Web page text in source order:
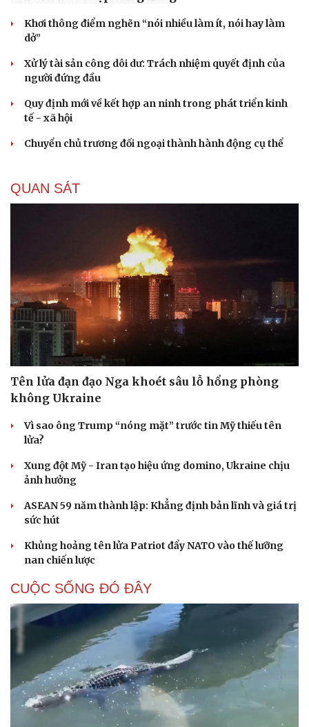
Khơi thông điểm nghẽn “nói nhiều làm ít, nói hay làm
dở”
Xử lý tài sản công dôi dư: Trách nhiệm quyết định của
người đứng đầu
Quy định mới về kết hợp an ninh trong phát triển kinh
tế - xã hội
Chuyển chủ trương đối ngoại thành hành động cụ thể
QUAN SÁT
Tên lửa đạn đạo Nga khoét sâu lỗ hổng phòng
không Ukraine
Vì sao ông Trump “nóng mặt” trước tin Mỹ thiếu tên
lửa?
Xung đột Mỹ - Iran tạo hiệu ứng domino, Ukraine chịu
ảnh hưởng
ASEAN 59 năm thành lập: Khẳng định bản lĩnh và giá trị
sức hút
Khủng hoảng tên lửa Patriot đẩy NATO vào thế lưỡng
nan chiến lược
CUỘC SỐNG ĐÓ ĐÂY